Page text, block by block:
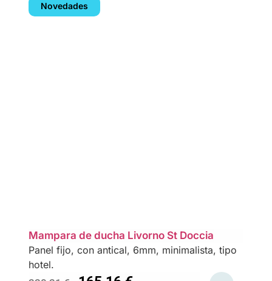
Novedades
Mampara de ducha Livorno St Doccia
Panel fijo, con antical, 6mm, minimalista, tipo
hotel.